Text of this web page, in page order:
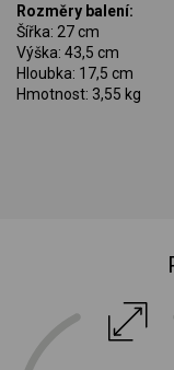
Rozměry balení:
Šířka: 27 cm
Výška: 43,5 cm
Hloubka: 17,5 cm
Hmotnost: 3,55 kg